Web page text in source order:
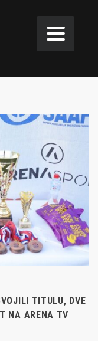
TITULU, DVE
NA ARENA TV